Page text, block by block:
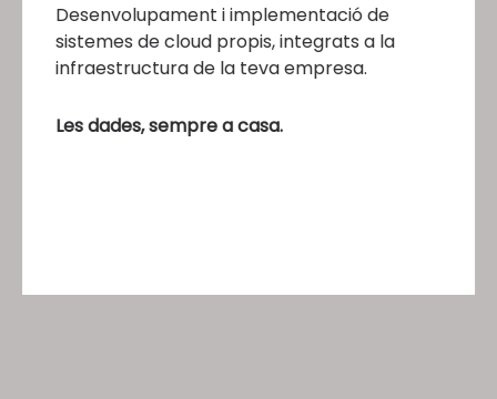
Desenvolupament i implementació de
sistemes de cloud propis, integrats a la
infraestructura de la teva empresa.
Les dades, sempre a casa.